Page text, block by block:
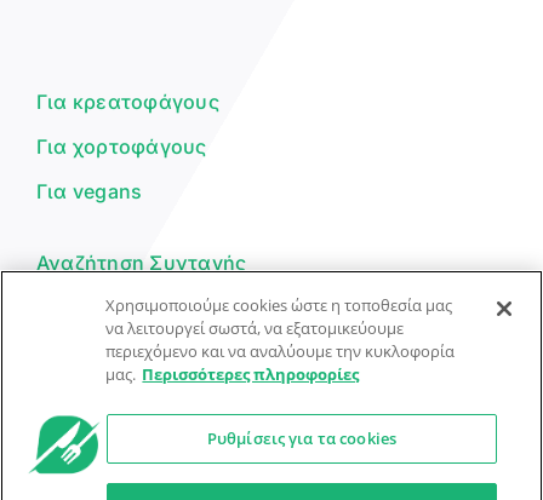
Για κρεατοφάγους
Για χορτοφάγους
Για vegans
Αναζήτηση Συνταγής
Υποβολή Συνταγής
Φόρμα Επικοινωνίας
© Dorpon • Μηχανή αναζήτησης για …καλοφαγάδες!
Χρησιμοποιούμε cookies ώστε η τοποθεσία μας
να λειτουργεί σωστά, να εξατομικεύουμε
περιεχόμενο και να αναλύουμε την κυκλοφορία
μας. Περισσότερες πληροφορίες
Ρυθμίσεις για τα cookies